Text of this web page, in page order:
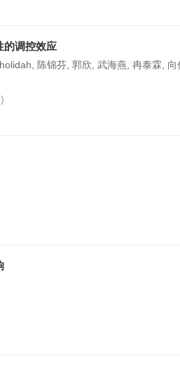
的调控效应
陈锦芬, 郭欣, 武海燕, 冉泰霖, 向
)